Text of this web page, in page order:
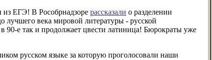
из ЕГЭ! В Рособрнадзоре рассказали о разделении
лучшего века мировой литературы - русской
90-е так и продолжает цвести латиница! Бюрократы уже
русском языке за которую проголосовали наши